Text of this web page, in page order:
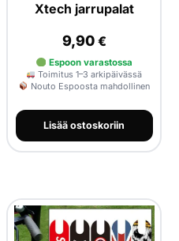
Xtech jarrupalat
9,90 €
Espoon varastossa
Toimitus 1–3 arkipäivässä
Nouto Espoosta mahdollinen
Lisää ostoskoriin